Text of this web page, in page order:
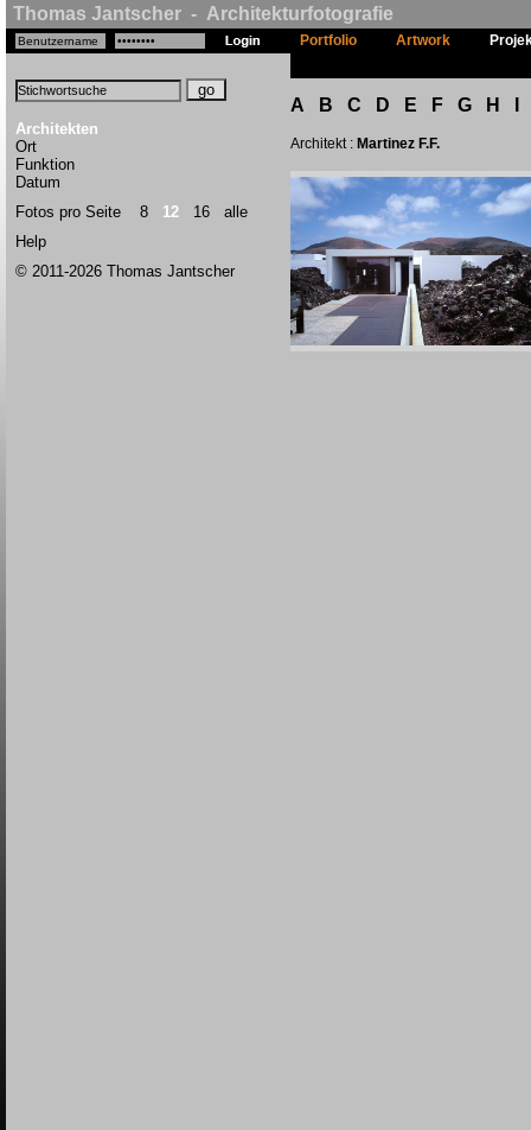
Thomas Jantscher - Architekturfotografie
Architekten
Ort
Funktion
Datum
Fotos pro Seite 8 12 16
alle
Help
© 2011-2026 Thomas Jantscher
Portfolio Artwork
A B C D E F G H
Architekt : Martinez F.F.